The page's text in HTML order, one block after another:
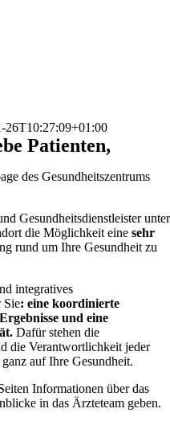
26T10:27:09+01:00
Patienten,
des Gesundheitszentrums
Gesundheitsdienstleister unter
die Möglichkeit einesehr
rund um Ihre Gesundheit zu
integratives
Sie: eine koordinierte
und eine
Dafür stehen die
die Verantwortlichkeit jeder
auf Ihre Gesundheit.
Informationen über das
in das Ärzteteam geben.